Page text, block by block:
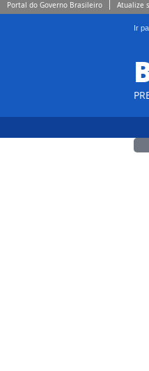
Portal do Governo Brasileiro Atualize
Ir